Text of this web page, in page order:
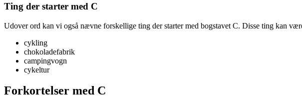
Ting der starter med C
Udover ord kan vi også nævne forskellige ting der starter med bogstavet C. Disse ting kan
cykling
chokoladefabrik
campingvogn
cykeltur
Forkortelser med C